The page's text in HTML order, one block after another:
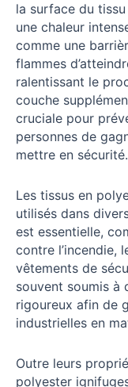
la surface du
une chaleur
comme une
flammes
ralentissant le
couche
cruciale pour
personnes de
mettre en sécurité.
Les tissus en
utilisés dans
est essentielle,
contre l’incendie,
vêtements de
souvent soumis
rigoureux afin de
industrielles en
Outre leurs
polyester